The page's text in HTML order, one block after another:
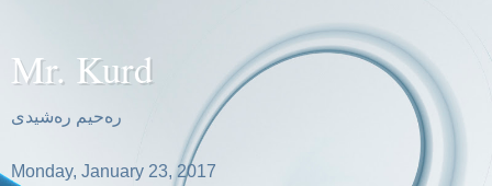
Mr. Kurd
ره‌حیم ره‌شیدی
Monday, January 23, 2017